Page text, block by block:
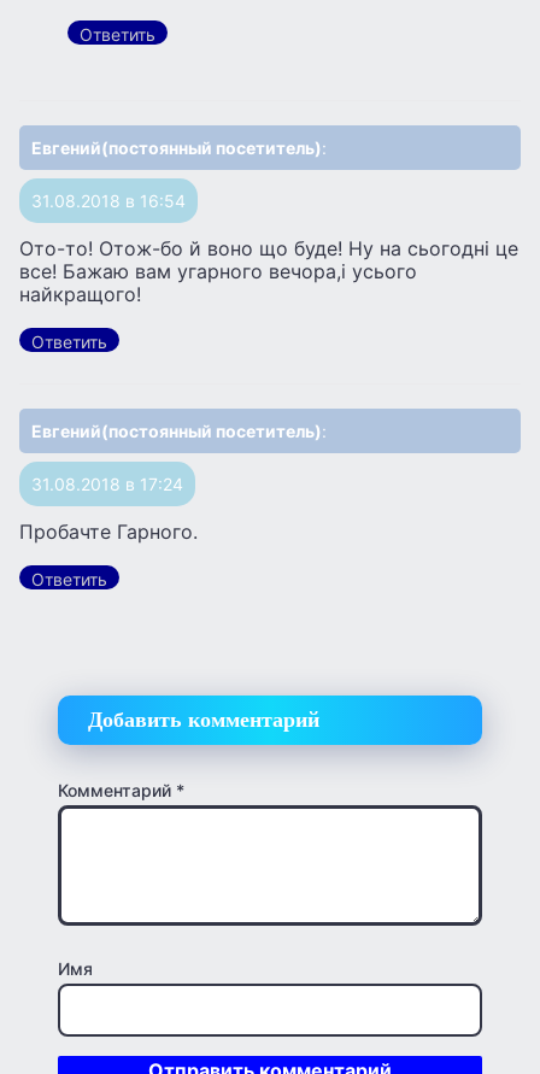
Ответить
Евгений(постоянный посетитель):
31.08.2018 в 16:54
Ото-то! Отож-бо й воно що буде! Ну на сьогоднi це
все! Бажаю вам угарного вечора,i усього
найкращого!
Ответить
Евгений(постоянный посетитель):
31.08.2018 в 17:24
Пробачте Гарного.
Ответить
Добавить комментарий
Комментарий *
Имя